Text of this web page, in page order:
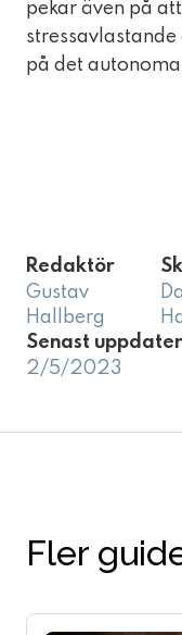
pekar även på
stressavlastande
på det
Redaktör
Gustav
Hallberg
Senast
2/5/2023
Fler